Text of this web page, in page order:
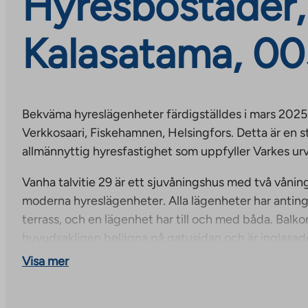
Kalasatama,
Bekväma hyreslägenheter färdigställdes i mars
Verkkosaari, Fiskehamnen, Helsingfors. Detta är en
allmännyttig hyresfastighet som uppfyller Varkes
Vanha talvitie 29 är ett sjuvåningshus med två
moderna hyreslägenheter. Alla lägenheter har
terrass, och en lägenhet har till och med båda.
huvudsakligen belägna på gatusidan och är
översta våningen har egna terrasser.
Visa mer